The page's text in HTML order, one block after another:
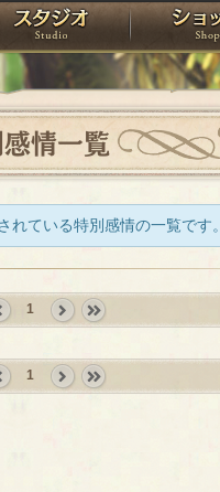
リエ スタジオ
情一覧
ている特別感情の一覧です。
1
›
»
1